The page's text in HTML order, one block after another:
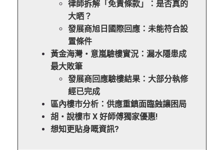
律師拆解「免責條款」：是否真的
大晒？
發展商旭日國際回應：未能符合設
置條件
黃金海灣‧意嵐驗樓實況：漏水隱患成
最大敗筆
發展商回應驗樓結果：大部分執修
經已完成
區內樓市分析：供應重鎮面臨蝕讓困局
胡‧說樓市 X 好師傅獨家優惠!
想知更貼身嘅資訊?